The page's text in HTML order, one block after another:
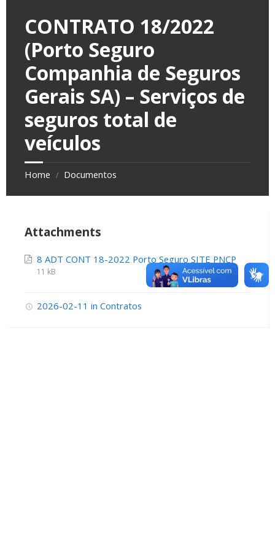
CONTRATO 18/2022
(Porto Seguro
Companhia de Seguros
Gerais SA) – Serviços de
seguros total de
veículos
Home / Documentos
Attachments
8 ADT CONT 18-2022 Porto Seguro SITE PNCP
11 kB
2026-02-11 in Contratos